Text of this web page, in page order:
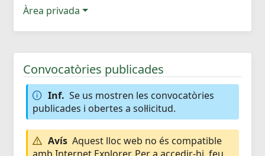
Àrea privada
Convocatòries publicades
Inf. Se us mostren les convocatòries
publicades i obertes a sol·licitud.
Avís Aquest lloc web no és compatible